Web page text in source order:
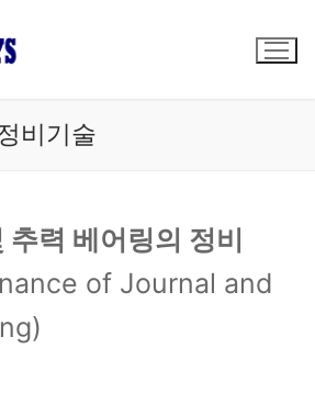
비기술
추력 베어링의 정비
of Journal and